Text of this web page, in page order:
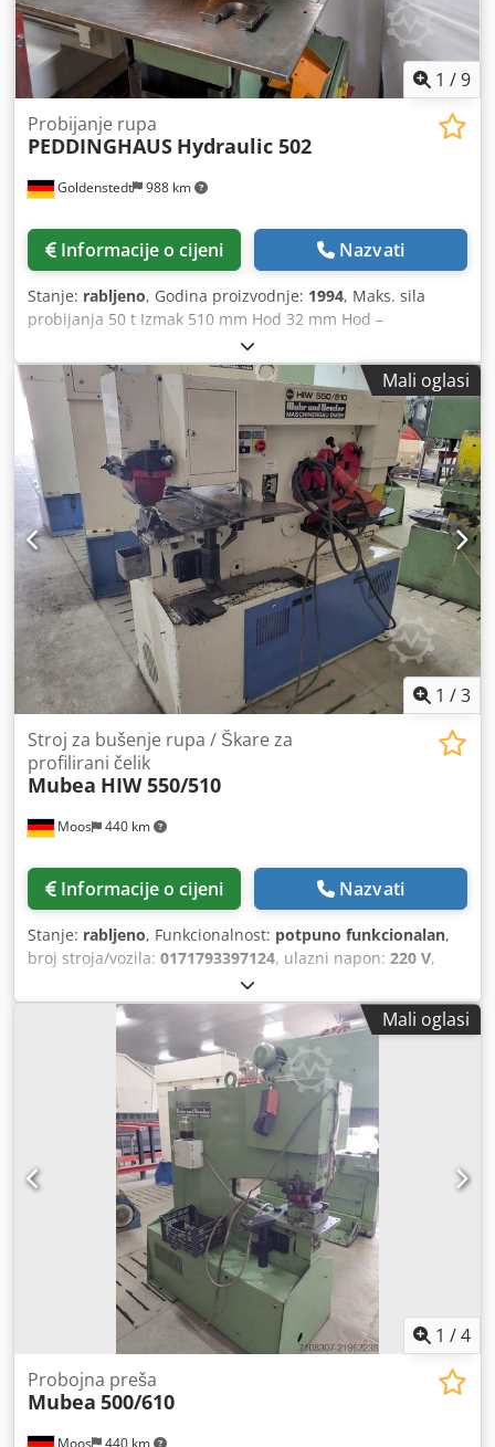
1 /9
Goldenstedt 988 km
Probijanje rupa
PEDDINGHAUS Hydraulic 502
Informacije o cijeni Nazvati
Stanje: rabljeno, Godina proizvodnje: 1994, Maks. sila
probijanja 50 t Izmak 510 mm Hod 32 mm Hod –
beskonačno podesiv 10 – 32 mm Broj hodova 35 pri 10 mm
hoda/min Radna visina 1070 mm Ugradbena visina 350
mm Širina stola 255 mm Dimenzije cca. 1080 x 650 x 1680
mm Podloga za materijal 630 x 535 mm Težina cca. 1400 kg
Strugač, po visini podesiv i pomični, s izmjenjivom pločom
Hidraulički niskotlačni tražilo za upravljanje nožnom
pedalom Dvostupanjska nožna pedala i električni
upravljački elementi Integrirani hidraulični agregat S
prihvatnim nosačem za matricu br. 3, do Ø 32,2 mm
Brzomjenjač za žigove 2 i 5 do Ø 31,5 mm Peddinghaus
zelena serija Dodpfsyrhyuox Aiksck S potpornim stolom za
materijal br. 513, dimenzije 630 x 535 mm
Mali oglasi
1 /3
Moos 440 km
Stroj za bušenje rupa / Škare za
profilirani čelik
Mubea HIW 550/510
Informacije o cijeni Nazvati
Stanje: rabljeno, Funkcionalnost: potpuno funkcionalan,
broj stroja/vozila: 0171793397124, ulazni napon: 220 V,
, rabljeni Muhr & Bender HIW
550/510 Dcjdpfxjy Tivue Aikjk Cijena po dogovoru
Mali oglasi
1 /4
Moos 440 km
Probojna preša
Mubea 500/610